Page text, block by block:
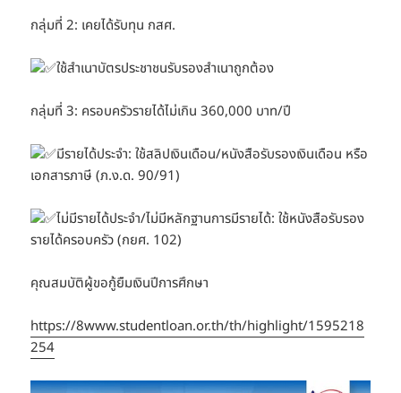
กลุ่มที่ 2: เคยได้รับทุน กสศ.
ใช้สำเนาบัตรประชาชนรับรองสำเนาถูกต้อง
กลุ่มที่ 3: ครอบครัวรายได้ไม่เกิน 360,000 บาท/ปี
มีรายได้ประจำ: ใช้สลิปเงินเดือน/หนังสือรับรองเงินเดือน หรือ
เอกสารภาษี (ภ.ง.ด. 90/91)
ไม่มีรายได้ประจำ/ไม่มีหลักฐานการมีรายได้: ใช้หนังสือรับรอง
รายได้ครอบครัว (กยศ. 102)
คุณสมบัติผู้ขอกู้ยืมเงินปีการศึกษา
https://8www.studentloan.or.th/th/highlight/1595218
254